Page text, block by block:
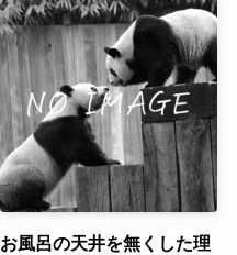
お風呂の天井を無くした理